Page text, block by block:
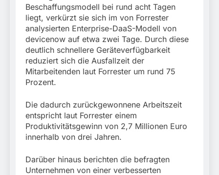
Beschaffungsmodell bei rund acht Tagen
liegt, verkürzt sie sich im von Forrester
analysierten Enterprise-DaaS-Modell von
devicenow auf etwa zwei Tage. Durch diese
deutlich schnellere Geräteverfügbarkeit
reduziert sich die Ausfallzeit der
Mitarbeitenden laut Forrester um rund 75
Prozent.
Die dadurch zurückgewonnene Arbeitszeit
entspricht laut Forrester einem
Produktivitätsgewinn von 2,7 Millionen Euro
innerhalb von drei Jahren.
Darüber hinaus berichten die befragten
Unternehmen von einer verbesserten